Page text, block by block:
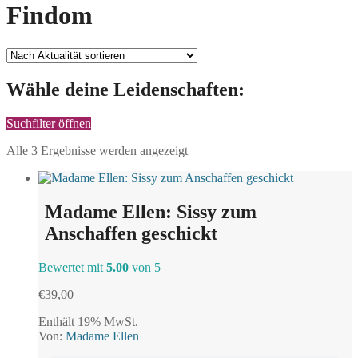
Findom
Wähle deine Leidenschaften:
Suchfilter öffnen
Alle 3 Ergebnisse werden angezeigtNach
sortiert
Madame Ellen: Sissy zum
Anschaffen geschickt
Bewertet mit 5.00 von 5
€39,00
Enthält 19% MwSt.
Von: Madame Ellen